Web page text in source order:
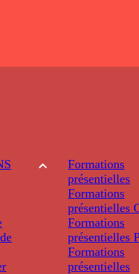
Formations
présentielles
Formations
présentielles
Formations
présentielles
Formations
présentielles